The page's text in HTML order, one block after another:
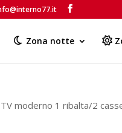
Zona notte
moderno 1 ribalta/2